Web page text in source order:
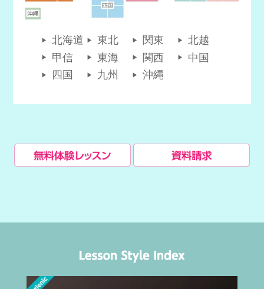
北海道 東北 関東
北越
甲信
東海 関西
中国
四国
九州 沖縄